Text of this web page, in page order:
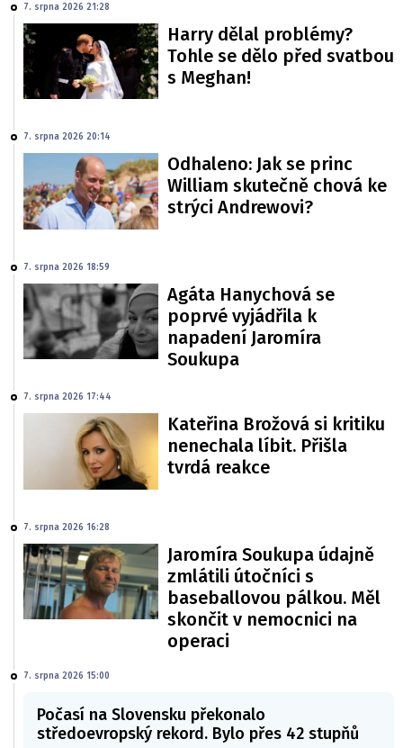
7. srpna 2026 21:28
Harry dělal problémy?
Tohle se dělo před svatbou
s Meghan!
7. srpna 2026 20:14
Odhaleno: Jak se princ
William skutečně chová ke
strýci Andrewovi?
7. srpna 2026 18:59
Agáta Hanychová se
poprvé vyjádřila k
napadení Jaromíra
Soukupa
7. srpna 2026 17:44
Kateřina Brožová si kritiku
nenechala líbit. Přišla
tvrdá reakce
7. srpna 2026 16:28
Jaromíra Soukupa údajně
zmlátili útočníci s
baseballovou pálkou. Měl
skončit v nemocnici na
operaci
7. srpna 2026 15:00
Počasí na Slovensku překonalo
středoevropský rekord. Bylo přes 42 stupňů